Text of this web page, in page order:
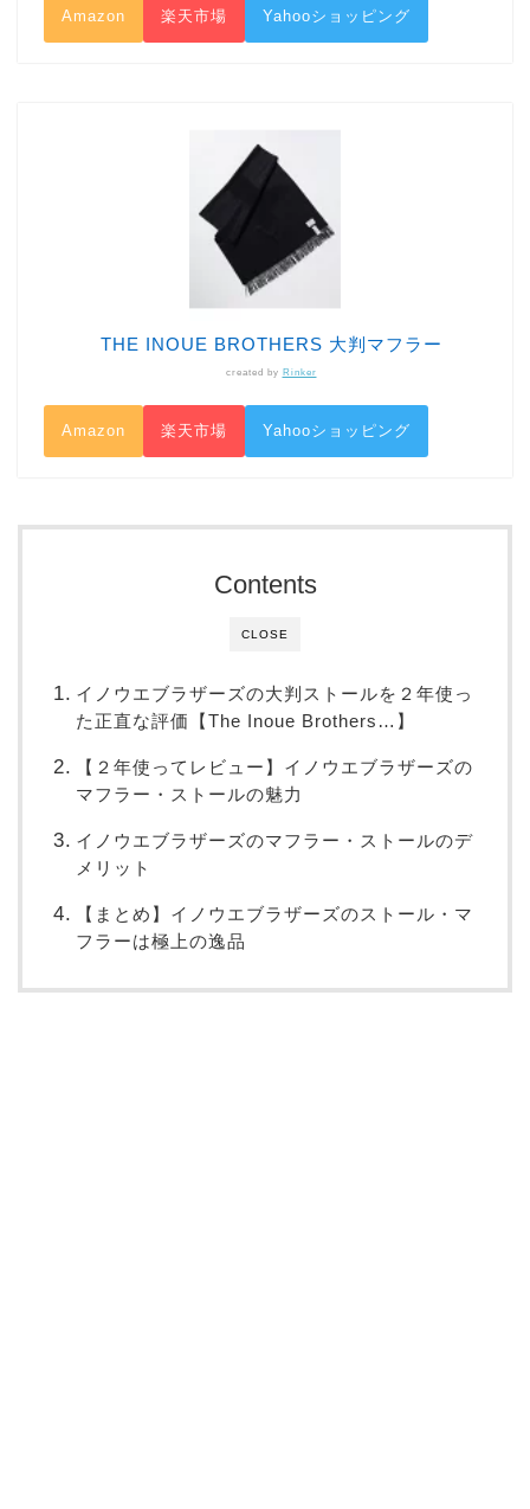
Amazon 楽天市場 Yahooショッピング
THE INOUE BROTHERS 大判マフラー
created by Rinker
Amazon 楽天市場 Yahooショッピング
CLOSE
Contents
イノウエブラザーズの大判ストールを２年使っ
た正直な評価【The Inoue Brothers…】
【２年使ってレビュー】イノウエブラザーズの
マフラー・ストールの魅力
イノウエブラザーズのマフラー・ストールのデ
メリット
【まとめ】イノウエブラザーズのストール・マ
フラーは極上の逸品